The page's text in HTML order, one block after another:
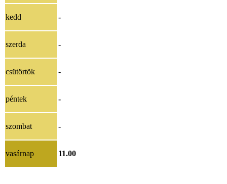
kedd -
szerda -
csütörtök -
péntek -
szombat -
vasárnap 11.00